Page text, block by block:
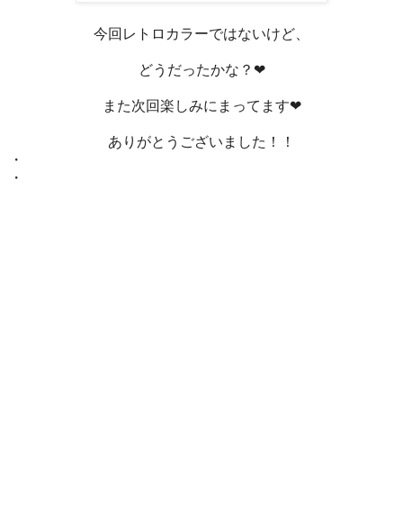
今回レトロカラーではないけど、
どうだったかな？❤
また次回楽しみにまってます❤
ありがとうございました！！
・
・